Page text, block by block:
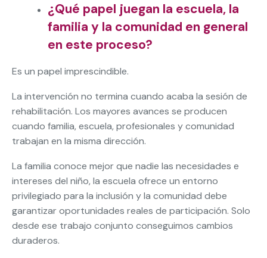
¿Qué papel juegan la escuela, la
familia y la comunidad en general
en este proceso?
Es un papel imprescindible.
La intervención no termina cuando acaba la sesión de
rehabilitación. Los mayores avances se producen
cuando familia, escuela, profesionales y comunidad
trabajan en la misma dirección.
La familia conoce mejor que nadie las necesidades e
intereses del niño, la escuela ofrece un entorno
privilegiado para la inclusión y la comunidad debe
garantizar oportunidades reales de participación. Solo
desde ese trabajo conjunto conseguimos cambios
duraderos.